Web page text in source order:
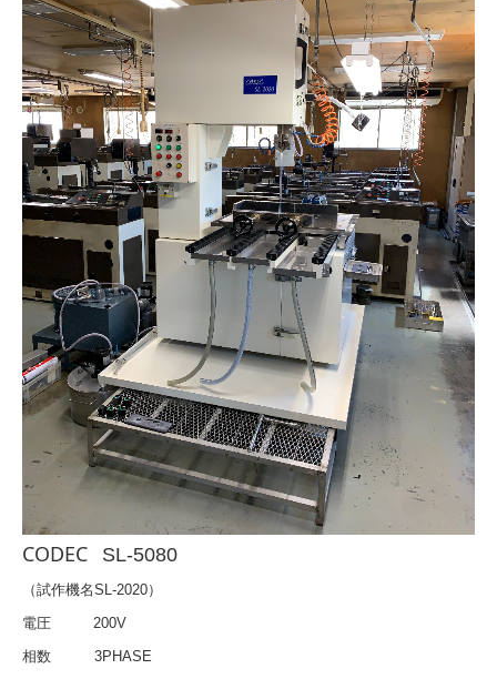
CODEC SL-5080
（試作機名SL-2020）
電圧 200V
相数 3PHASE